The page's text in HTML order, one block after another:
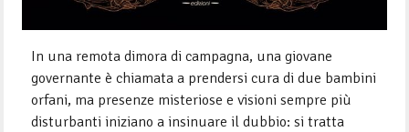
In una remota dimora di campagna, una giovane
governante è chiamata a prendersi cura di due bambini
orfani, ma presenze misteriose e visioni sempre più
disturbanti iniziano a insinuare il dubbio: si tratta